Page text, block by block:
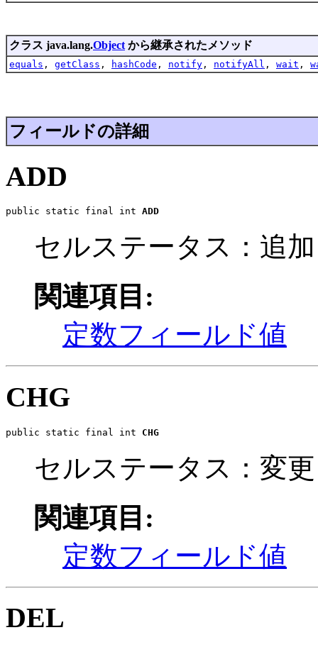
クラス java.lang.Object から継承されたメソッド
equals , getClass , hashCode , notify , notifyAll , wait ,
フィールドの詳細
ADD
public static final int ADD
セルステータス：追加
関連項目:
定数フィールド値
CHG
public static final int CHG
セルステータス：変更
関連項目:
定数フィールド値
DEL